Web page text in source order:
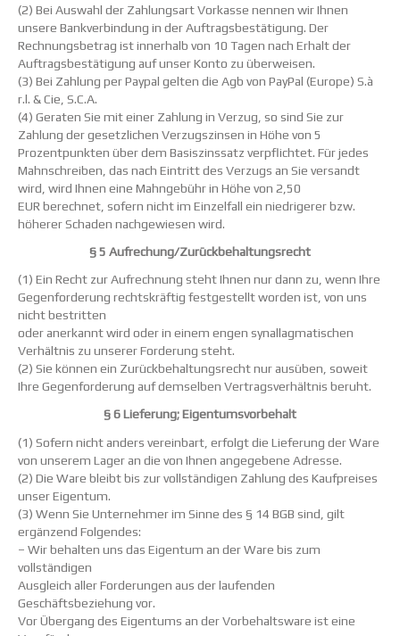
(2) Bei Auswahl der Zahlungsart Vorkasse nennen wir Ihnen
unsere Bankverbindung in der Auftragsbestätigung. Der
Rechnungsbetrag ist innerhalb von 10 Tagen nach Erhalt der
Auftragsbestätigung auf unser Konto zu überweisen.
(3) Bei Zahlung per Paypal gelten die Agb von PayPal (Europe) S.à
r.l. & Cie, S.C.A.
(4) Geraten Sie mit einer Zahlung in Verzug, so sind Sie zur
Zahlung der gesetzlichen Verzugszinsen in Höhe von 5
Prozentpunkten über dem Basiszinssatz verpflichtet. Für jedes
Mahnschreiben, das nach Eintritt des Verzugs an Sie versandt
wird, wird Ihnen eine Mahngebühr in Höhe von 2,50
EUR berechnet, sofern nicht im Einzelfall ein niedrigerer bzw.
höherer Schaden nachgewiesen wird.
§ 5 Aufrechung/Zurückbehaltungsrecht
(1) Ein Recht zur Aufrechnung steht Ihnen nur dann zu, wenn Ihre
Gegenforderung rechtskräftig festgestellt worden ist, von uns
nicht bestritten
oder anerkannt wird oder in einem engen synallagmatischen
Verhältnis zu unserer Forderung steht.
(2) Sie können ein Zurückbehaltungsrecht nur ausüben, soweit
Ihre Gegenforderung auf demselben Vertragsverhältnis beruht.
§ 6 Lieferung; Eigentumsvorbehalt
(1) Sofern nicht anders vereinbart, erfolgt die Lieferung der Ware
von unserem Lager an die von Ihnen angegebene Adresse.
(2) Die Ware bleibt bis zur vollständigen Zahlung des Kaufpreises
unser Eigentum.
(3) Wenn Sie Unternehmer im Sinne des § 14 BGB sind, gilt
ergänzend Folgendes:
– Wir behalten uns das Eigentum an der Ware bis zum
vollständigen
Ausgleich aller Forderungen aus der laufenden
Geschäftsbeziehung vor.
Vor Übergang des Eigentums an der Vorbehaltsware ist eine